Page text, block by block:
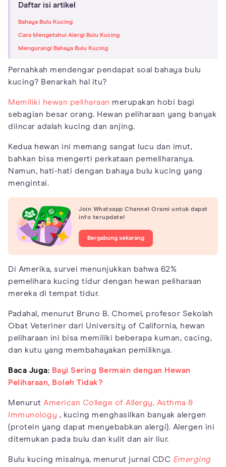
Daftar isi artikel
Bahaya Bulu Kucing
Cara Mengetahui Alergi Bulu Kucing
Mengurangi Bahaya Bulu Kucing
Pernahkah mendengar pendapat soal bahaya bulu
kucing? Benarkah hal itu?
Memiliki hewan peliharaan merupakan hobi bagi
sebagian besar orang. Hewan peliharaan yang banyak
diincar adalah kucing dan anjing.
Kedua hewan ini memang sangat lucu dan imut,
bahkan bisa mengerti perkataan pemeliharanya.
Namun, hati-hati dengan bahaya bulu kucing yang
mengintai.
Join Whatsapp Channel Orami untuk dapat
info terupdate!
Bergabung sekarang
Di Amerika, survei menunjukkan bahwa 62%
pemelihara kucing tidur dengan hewan peliharaan
mereka di tempat tidur.
Padahal, menurut Bruno B. Chomel, profesor Sekolah
Obat Veteriner dari University of California, hewan
peliharaan ini bisa memiliki beberapa kuman, cacing,
dan kutu yang membahayakan pemiliknya.
Baca Juga: Bayi Sering Bermain dengan Hewan
Peliharaan, Boleh Tidak?
Menurut American College of Allergy, Asthma &
Immunology , kucing menghasilkan banyak alergen
(protein yang dapat menyebabkan alergi). Alergen ini
ditemukan pada bulu dan kulit dan air liur.
Bulu kucing misalnya, menurut jurnal CDC Emerging